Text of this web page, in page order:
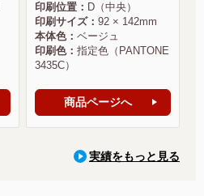
印刷位置： D（中央）
印刷サイズ： 92 × 142mm
本体色： ベージュ
印刷色： 指定色（PANTONE
3435C）
商品ページへ
実績をもっと見る